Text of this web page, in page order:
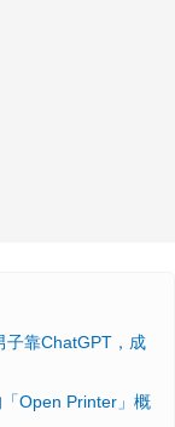
子靠ChatGPT，成
Open Printer」概